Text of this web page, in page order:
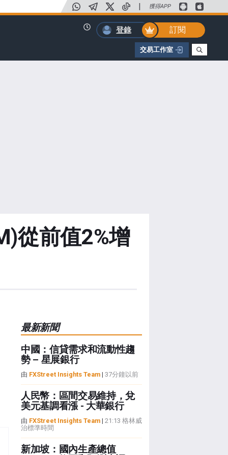
| 獲得APP
登錄 訂閱
交易工作室
從前值2%增
最新新聞
中國：信貸需求和流動性趨
勢 – 星展銀行
由 FXStreet Insights Team| 37分鐘以前
人民幣：區間交易維持，兌
美元基調看漲 - 大華銀行
由 FXStreet Insights Team| 21:13 格林威
治標準時間
新加坡：國內生產總值